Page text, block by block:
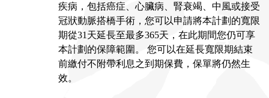
疾病，包括癌症、心臟病、腎衰竭、中風或接受
冠狀動脈搭橋手術，您可以申請將本計劃的寬限
期從31天延長至最多365天，在此期間您仍可享
本計劃的保障範圍。 您可以在延長寬限期結束
前繳付不附帶利息之到期保費，保單將仍然生
效。